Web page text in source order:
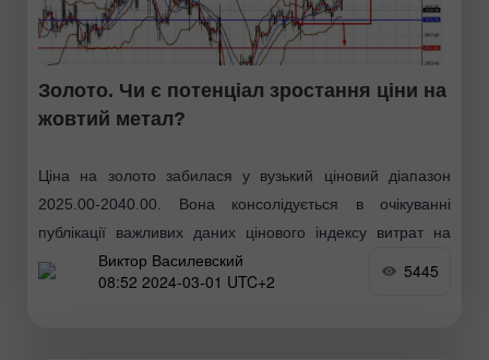
Золото. Чи є потенціал зростання ціни на
жовтий метал?
Ціна на золото забилася у вузький ціновий діапазон
2025.00-2040.00. Вона консолідується в очікуванні
публікації важливих даних цінового індексу витрат на
особисте споживання (РСЕ), який буде опубліковано
сьогодні о 16.30
Виктор Василевский
08:52 2024-03-01 UTC+2
5445